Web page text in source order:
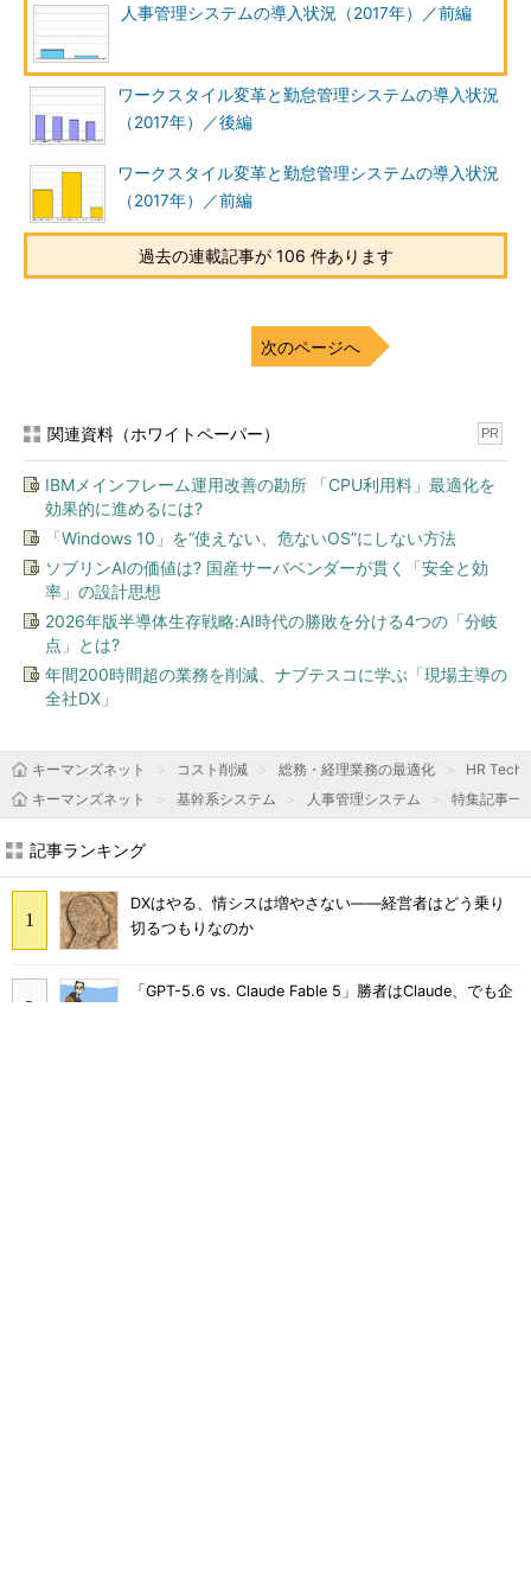
人事管理システムの導入状況（2017年）／前編
ワークスタイル変革と勤怠管理システムの導入状況
（2017年）／後編
ワークスタイル変革と勤怠管理システムの導入状況
（2017年）／前編
過去の連載記事が 106 件あります
次のページへ
関連資料（ホワイトペーパー） PR
IBMメインフレーム運用改善の勘所 「CPU利用料」最適化を
効果的に進めるには?
「Windows 10」を“使えない、危ないOS”にしない方法
ソブリンAIの価値は? 国産サーバベンダーが貫く「安全と効
率」の設計思想
2026年版半導体生存戦略:AI時代の勝敗を分ける4つの「分岐
点」とは?
年間200時間超の業務を削減、ナブテスコに学ぶ「現場主導の
全社DX」
キーマンズネット コスト削減 総務・経理業務の最適化
HR Tech
キーマンズネット
基幹系システム 人事管理システム 特集記事一
記事ランキング
DXはやる、情シスは増やさない――経営者はどう乗り
切るつもりなのか
「GPT-5.6 vs. Claude Fable 5」勝者はClaude、でも企